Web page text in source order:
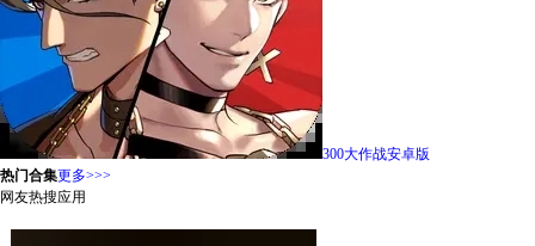
300大作战安卓版
热门合集更多>>>
网友热搜应用